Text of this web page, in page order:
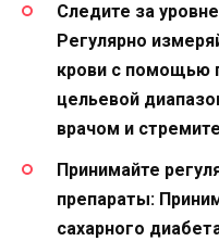
Следите за
Регулярно
крови с помощью
цельевой
врачом и
Принимайте
препараты:
сахарного